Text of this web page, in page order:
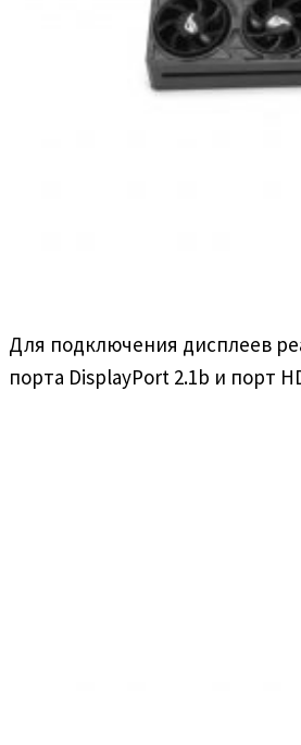
Для подключения дисплеев
порта DisplayPort 2.1b и порт